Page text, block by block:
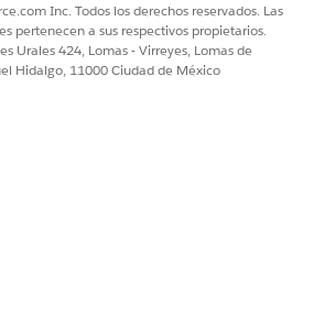
Inc. Todos los derechos reservados. Las
pertenecen a sus respectivos propietarios.
Urales 424, Lomas - Virreyes, Lomas de
Hidalgo, 11000 Ciudad de México